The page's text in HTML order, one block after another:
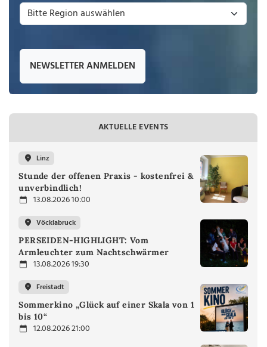
NEWSLETTER ANMELDEN
AKTUELLE EVENTS
Linz
Stunde der offenen Praxis - kostenfrei &
unverbindlich!
13.08.2026 10:00
Vöcklabruck
PERSEIDEN-HIGHLIGHT: Vom
Armleuchter zum Nachtschwärmer
13.08.2026 19:30
Freistadt
Sommerkino „Glück auf einer Skala von 1
bis 10“
12.08.2026 21:00